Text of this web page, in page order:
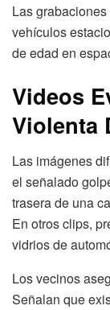
Las
vehículos
de edad en
Videos
Violenta
Las imágenes
el señalado
trasera de una
En otros clips,
vidrios de
Los vecinos
Señalan que